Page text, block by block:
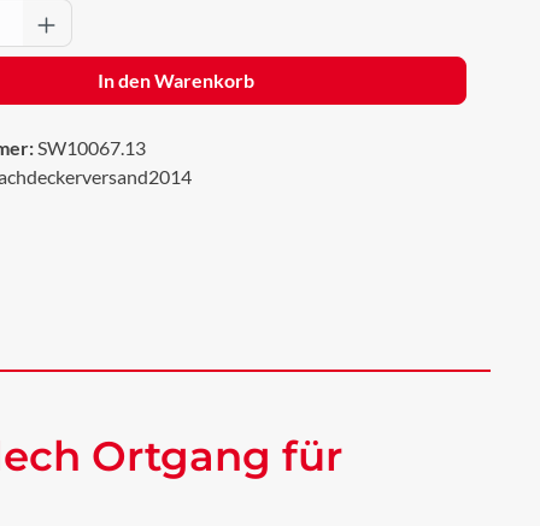
Gib den gewünschten Wert ein
In den Warenkorb
SW10067.13
Ortgang für